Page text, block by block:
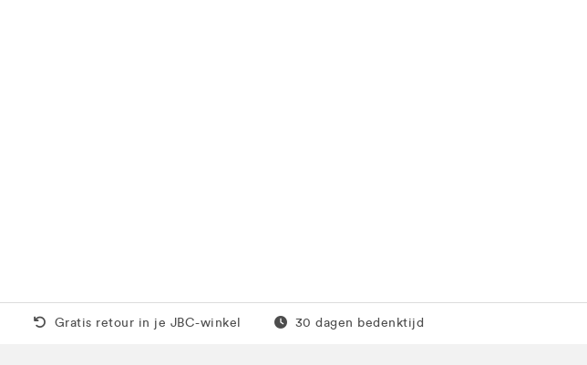
Gratis thuis vanaf 50 euro
Gratis retour in je JBC-winkel Gratis retour
30 dagen bedenktijd